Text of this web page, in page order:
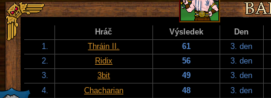
Hráč Výsledek
Den
1.
Thráin II. 61
3. den
2.
Ridix 56
3. den
3.
3bit 49
3. den
4.
Chacharian 48
3. den